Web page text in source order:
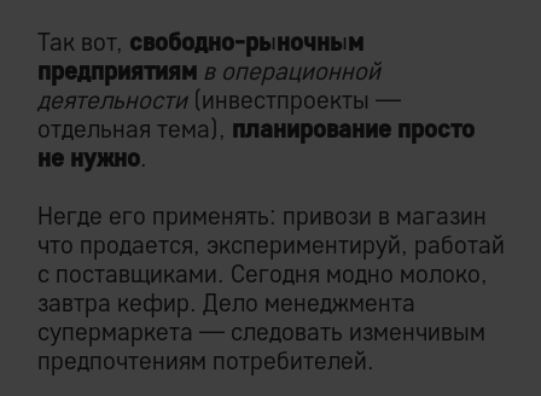
Так вот, свободно-рыночным
предприятиям в операционной
деятельности (инвестпроекты —
отдельная тема), планирование просто
не нужно.
Негде его применять: привози в магазин
что продается, экспериментируй, работай
с поставщиками. Сегодня модно молоко,
завтра кефир. Дело менеджмента
супермаркета — следовать изменчивым
предпочтениям потребителей.